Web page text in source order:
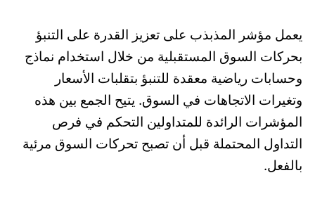
يعمل مؤشر المذبذب على تعزيز القدرة على التنبؤ
بحركات السوق المستقبلية من خلال استخدام نماذج
وحسابات رياضية معقدة للتنبؤ بتقلبات الأسعار
وتغيرات الاتجاهات في السوق. يتيح الجمع بين هذه
المؤشرات الرائدة للمتداولين التحكم في فرص
التداول المحتملة قبل أن تصبح تحركات السوق مرئية
بالفعل.